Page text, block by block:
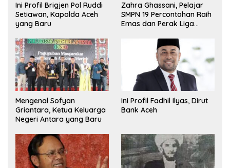
Ini Profil Brigjen Pol Ruddi
Setiawan, Kapolda Aceh
yang Baru
Zahra Ghassani, Pelajar
SMPN 19 Percontohan Raih
Emas dan Perak Liga
Mengenal Sofyan
Griantara, Ketua Keluarga
Negeri Antara yang Baru
Ini Profil Fadhil Ilyas, Dirut
Bank Aceh